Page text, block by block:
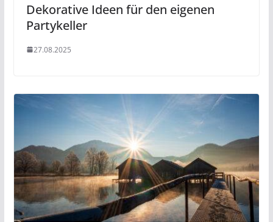
Dekorative Ideen für den eigenen
Partykeller
27.08.2025